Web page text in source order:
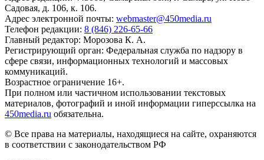
Садовая, д. 106, к. 106.
Адрес электронной почты: webmaster@450media.ru
Телефон редакции: 8 (846) 226-65-66
Главный редактор: Морозова К. А.
Регистрирующий орган: Федеральная служба по надзору в
сфере связи, информационных технологий и массовых
коммуникаций.
Возрастное ограничение 16+.
При полном или частичном использовании текстовых
материалов, фотографий и иной информации гиперссылка на
450media.ru обязательна.
© Все права на материалы, находящиеся на сайте, охраняются
в соответствии с законодательством РФ